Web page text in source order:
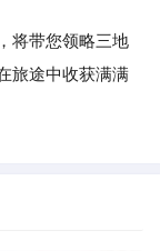
带您领略三地
旅途中收获满满